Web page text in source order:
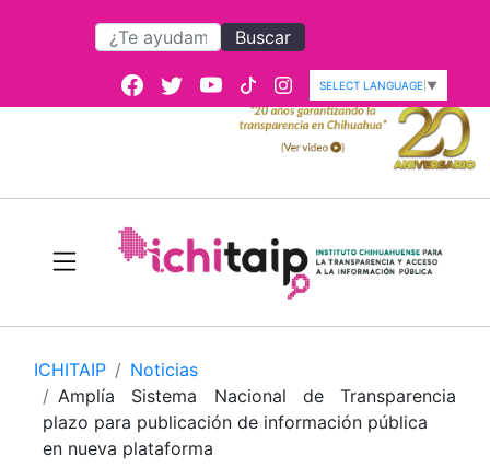
Buscar
SELECT LANGUAGE ▼
ICHITAIP
Noticias
Amplía Sistema Nacional de Transparencia
plazo para publicación de información pública
en nueva plataforma